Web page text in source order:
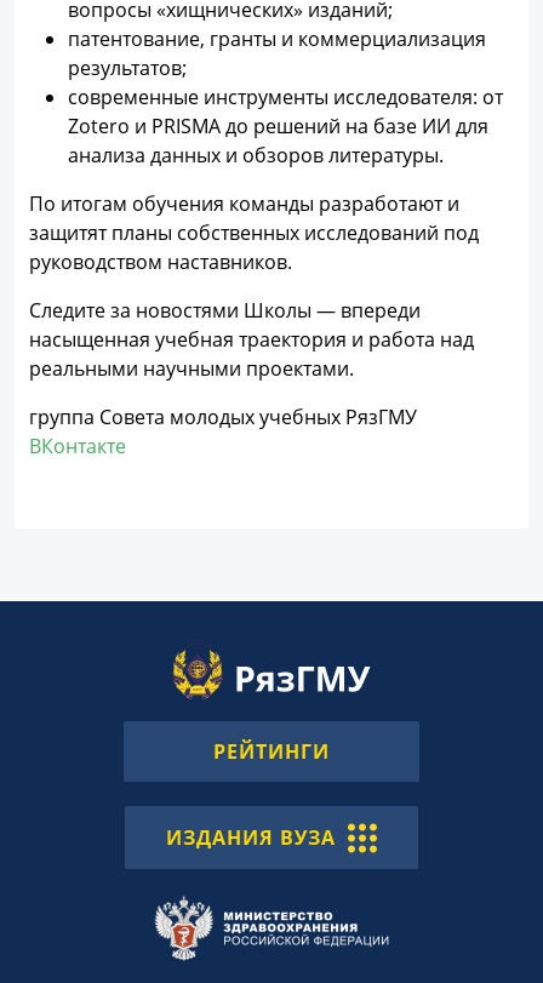
вопросы «хищнических» изданий;
патентование, гранты и коммерциализация
результатов;
современные инструменты исследователя: от
Zotero и PRISMA до решений на базе ИИ для
анализа данных и обзоров литературы.
По итогам обучения команды разработают и
защитят планы собственных исследований под
руководством наставников.
Следите за новостями Школы — впереди
насыщенная учебная траектория и работа над
реальными научными проектами.
группа Совета молодых учебных РязГМУ
ВКонтакте
РЕЙТИНГИ
ИЗДАНИЯ ВУЗА